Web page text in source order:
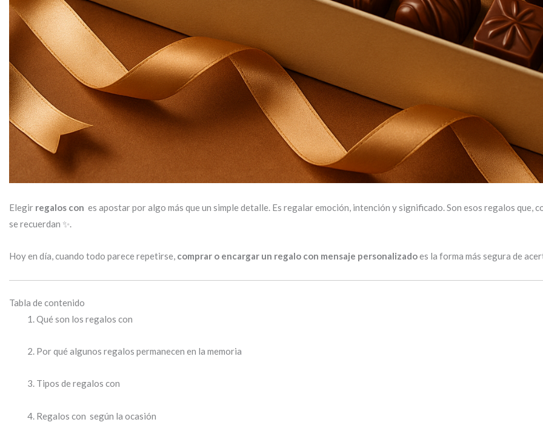
Elegir regalos con es apostar por algo más que un simple detalle. Es regalar emoción, intención y significado. Son esos regalos que,
se recuerdan ✨.
Hoy en día, cuando todo parece repetirse, comprar o encargar un regalo con mensaje personalizadoes la forma más segura de
Tabla de contenido
Qué son los regalos con
Por qué algunos regalos permanecen en la memoria
Tipos de regalos con
Regalos con según la ocasión